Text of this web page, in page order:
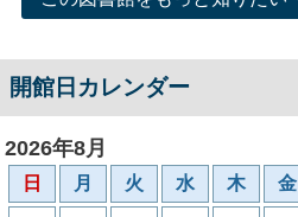
開館日カレンダー
2026年8月
日 月 火 水 木 金